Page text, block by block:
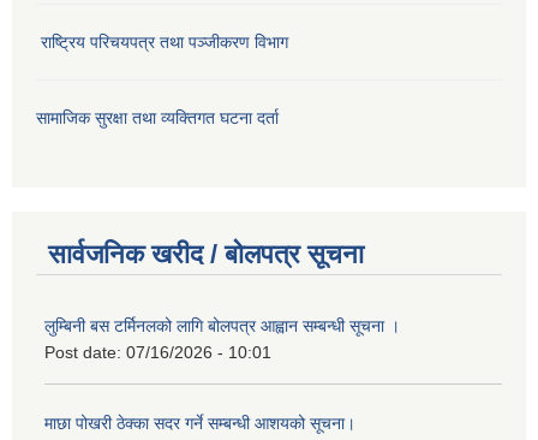
राष्ट्रिय परिचयपत्र तथा पञ्जीकरण विभाग
सामाजिक सुरक्षा तथा व्यक्तिगत घटना दर्ता
सार्वजनिक खरीद / बोलपत्र सूचना
लुम्बिनी बस टर्मिनलको लागि बोलपत्र आह्वान सम्बन्धी सूचना ।
Post date: 07/16/2026 - 10:01
माछा पोखरी ठेक्का सदर गर्ने सम्बन्धी आशयको सूचना।